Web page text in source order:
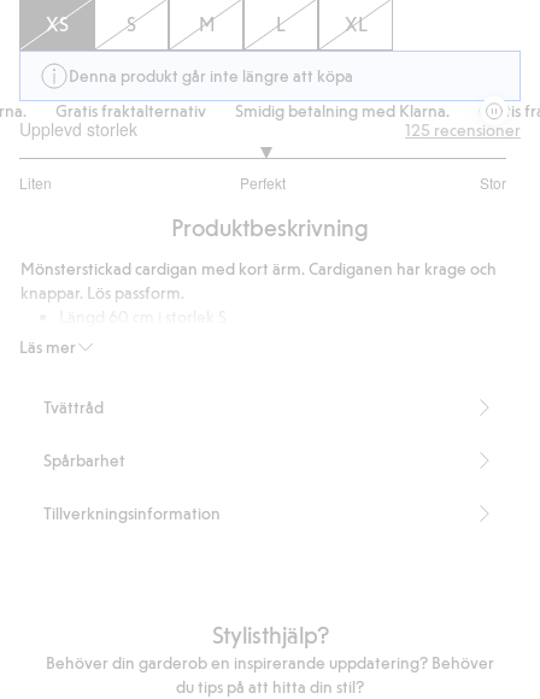
XS S M L XL
Denna produkt går inte längre att köpa
Gratis fraktalternativ Smidig betalning med Klarna. Gratis
Upplevd storlek
Liten Perfekt Stor
utav
100
betyg
125 recensioner
Produktbeskrivning
Läs mer
Mönsterstickad cardigan med kort ärm. Cardiganen har krage och
knappar. Lös passform.
Artikelnummer
Tvättråd
Spårbarhet
Tillverkningsinformation
Stylisthjälp?
Behöver din garderob en inspirerande uppdatering? Behöver
du tips på att hitta din stil?